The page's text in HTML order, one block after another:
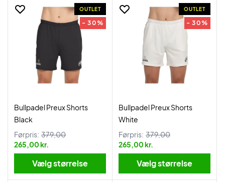
OUTLET
- 30%
Bullpadel Preux Shorts
Black
Førpris: 379,00
265,00 kr.
Vælg størrelse
OUTLET
- 30%
Bullpadel Preux Shorts
White
Førpris: 379,00
265,00 kr.
Vælg størrelse